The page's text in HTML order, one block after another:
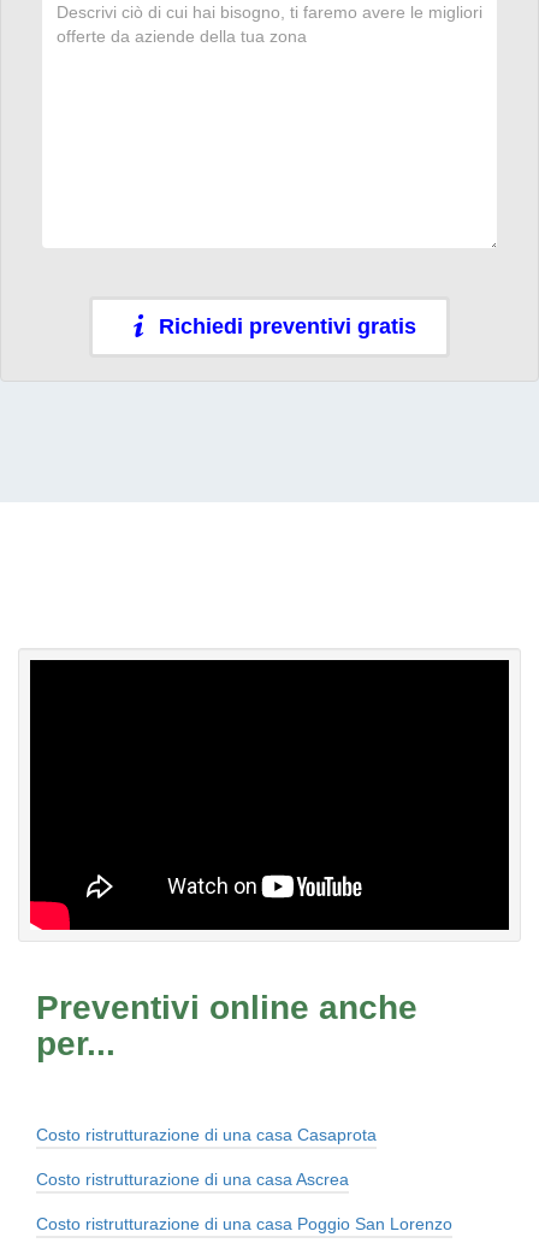
Richiedi preventivi gratis
Preventivi online anche
per...
Costo ristrutturazione di una casa Casaprota
Costo ristrutturazione di una casa Ascrea
Costo ristrutturazione di una casa Poggio San Lorenzo